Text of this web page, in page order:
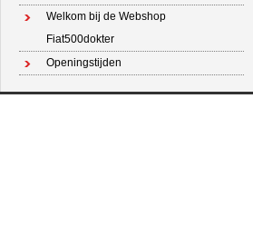
Welkom bij de Webshop
Fiat500dokter
Openingstijden